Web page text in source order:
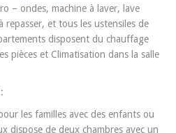
– ondes, machine à laver, lave
repasser, et tous les ustensiles de
disposent du chauffage
pièces et Climatisation dans la salle
les familles avec des enfants ou
dispose de deux chambres avec un